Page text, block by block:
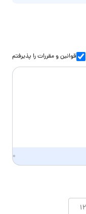
قوانین و مقرراترا پذیرفتم
۰